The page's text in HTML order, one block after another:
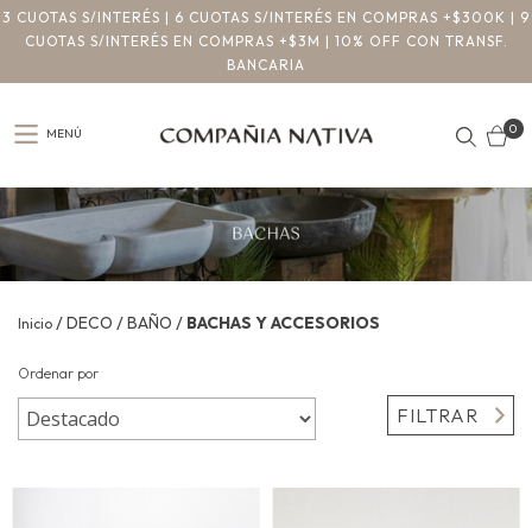
3 CUOTAS S/INTERÉS | 6 CUOTAS S/INTERÉS EN COMPRAS +$300K | 9
CUOTAS S/INTERÉS EN COMPRAS +$3M | 10% OFF CON TRANSF.
BANCARIA
MENÚ 0
Inicio /DECO /BAÑO / BACHAS Y ACCESORIOS
Ordenar por
FILTRAR